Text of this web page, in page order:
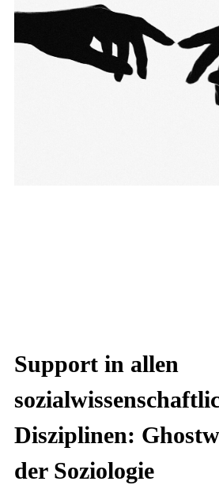
Support in allen
Disziplinen:
der Soziologie